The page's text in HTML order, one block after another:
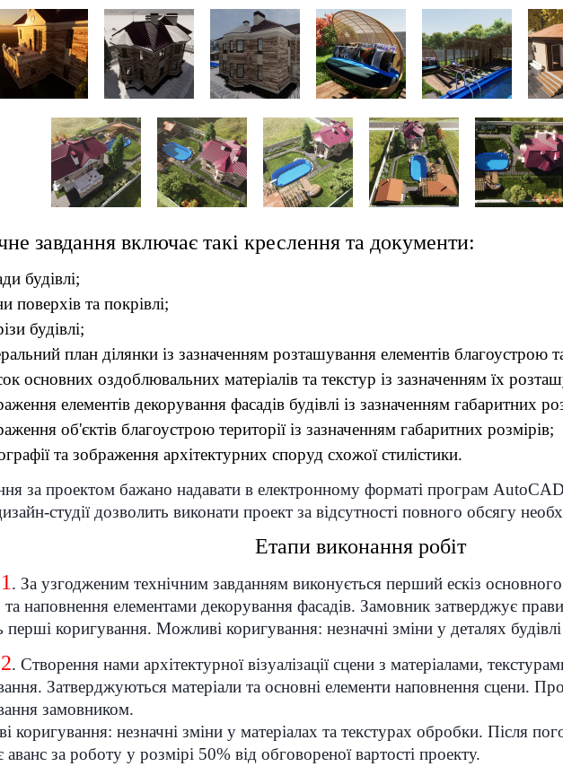
завдання включає такі креслення та документи:
будівлі;
поверхів та покрівлі;
будівлі;
план ділянки із зазначенням розташування елементів благоустрою
основних оздоблювальних матеріалів та текстур із зазначенням їх
елементів декорування фасадів будівлі із зазначенням габаритних
об'єктів благоустрою території із зазначенням габаритних розмірів;
та зображення архітектурних споруд схожої стилістики.
за проектом бажано надавати в електронному форматі програм
студії дозволить виконати проект за відсутності повного обсягу
Етапи виконання робіт
. За узгодженим технічним завданням виконується перший ескіз основного
та наповнення елементами декорування фасадів. Замовник затверджує
перші коригування. Можливі коригування: незначні зміни у деталях
. Створення нами архітектурної візуалізації сцени з матеріалами,
Затверджуються матеріали та основні елементи наповнення сцени.
замовником.
коригування: незначні зміни у матеріалах та текстурах обробки. Після
аванс за роботу у розмірі 50% від обговореної вартості проекту.